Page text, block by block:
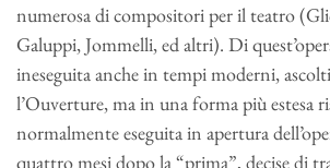
numerosa di compositori per il teatro
Galuppi, Jommelli, ed altri). Di
ineseguita anche in tempi moderni,
l’Ouverture, ma in una forma più estesa
normalmente eseguita in apertura
quattro mesi dopo la “prima”, decise di